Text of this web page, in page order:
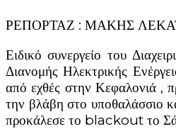
ΡΕΠΟΡΤΑΖ : ΜΑΚΗΣ
Ειδικό συνεργείο του
Διανομής Ηλεκτρικής
από εχθές στην Κεφαλονιά ,
την βλάβη στο υποθαλάσσιο
προκάλεσε το blackout το